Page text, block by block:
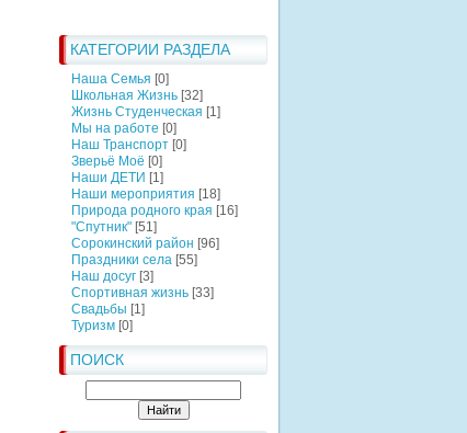
КАТЕГОРИИ РАЗДЕЛА
Наша Семья [0]
Школьная Жизнь [32]
Жизнь Студенческая [1]
Мы на работе [0]
Наш Транспорт [0]
Зверьё Моё [0]
Наши ДЕТИ [1]
Наши мероприятия [18]
Природа родного края [16]
"Спутник" [51]
Сорокинский район [96]
Праздники села [55]
Наш досуг [3]
Спортивная жизнь [33]
Свадьбы [1]
Туризм [0]
ПОИСК